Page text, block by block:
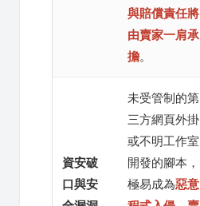
與賠償責任將
由賣家一肩承
擔。
資安破
口與安
未受管制的第
三方網頁外掛
或不明工作室
開發的腳本，
極易成為惡意